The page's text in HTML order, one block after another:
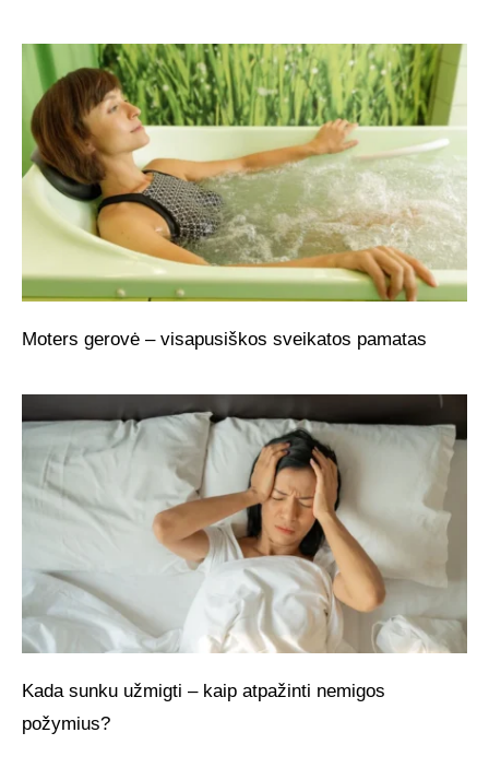
Moters gerovė – visapusiškos sveikatos pamatas
Kada sunku užmigti – kaip atpažinti nemigos
požymius?